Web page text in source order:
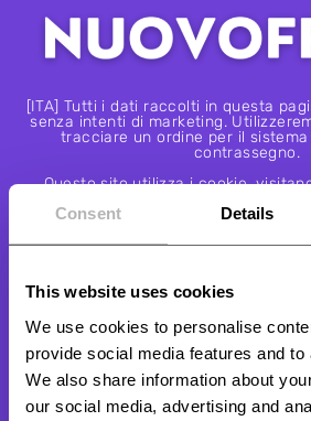
Consent Details
This website uses cookies
We use cookies to personalise
provide social media features and
We also share information about
our social media, advertising and
[ITA] Tutti i dati raccolti in questa
senza intenti di marketing.
tracciare un ordine per il
contrassegno.
Questo sito utilizza i cookie,
dell’informativa sulla
novoffers.com Copyright 2022.
PAGAMENTO SICURO ALLA
Se espressamente richiesto è possibile
carta in modo 100% sicuro